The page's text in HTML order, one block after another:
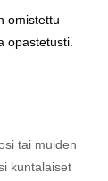
omistettu
opastetusti.
tai muiden
kuntalaiset